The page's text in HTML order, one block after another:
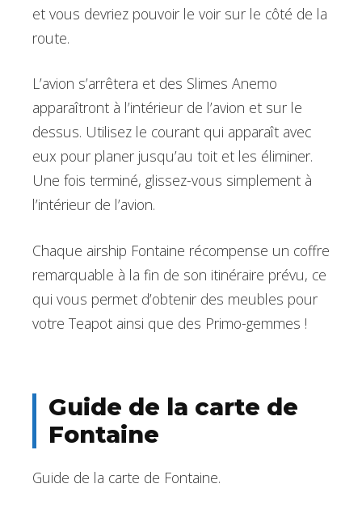
et vous devriez pouvoir le voir sur le côté de la
route.
L’avion s’arrêtera et des Slimes Anemo
apparaîtront à l’intérieur de l’avion et sur le
dessus. Utilisez le courant qui apparaît avec
eux pour planer jusqu’au toit et les éliminer.
Une fois terminé, glissez-vous simplement à
l’intérieur de l’avion.
Chaque airship Fontaine récompense un coffre
remarquable à la fin de son itinéraire prévu, ce
qui vous permet d’obtenir des meubles pour
votre Teapot ainsi que des Primo-gemmes !
Guide de la carte de
Fontaine
Guide de la carte de Fontaine.